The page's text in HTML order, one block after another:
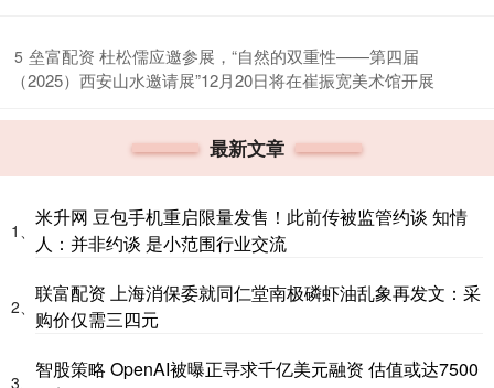
5 ​垒富配资 杜松儒应邀参展，“自然的双重性——第四届
（2025）西安山水邀请展”12月20日将在崔振宽美术馆开展
最新文章
1、
米升网 豆包手机重启限量发售！此前传被监管约谈 知情
人：并非约谈 是小范围行业交流
2、
联富配资 上海消保委就同仁堂南极磷虾油乱象再发文：采
购价仅需三四元
3、
智股策略 OpenAI被曝正寻求千亿美元融资 估值或达7500